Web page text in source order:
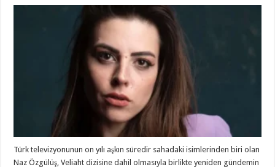
Türk televizyonunun on yılı aşkın süredir sahadaki isimlerinden biri olan
Naz Özgülüş, Veliaht dizisine dahil olmasıyla birlikte yeniden gündemin